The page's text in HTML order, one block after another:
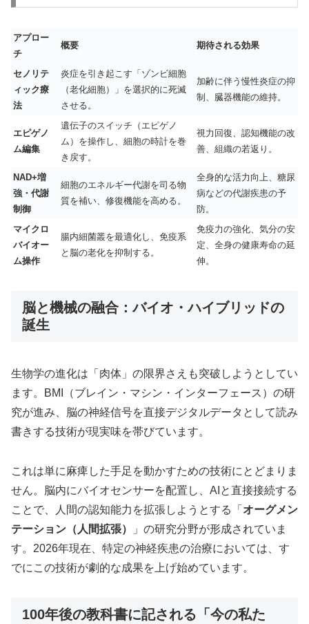
アプロー
チ
概要 期待される効果
セノリテ
ィック療
法
炎症を引き起こす「ゾンビ細胞
（老化細胞）」を選択的に死滅
させる。
加齢に伴う慢性炎症の抑
制、臓器機能の維持。
エピゲノ
ム編集
遺伝子のスイッチ（エピゲノ
ム）を操作し、細胞の時計を巻
き戻す。
視力回復、認知機能の改
善、組織の若返り。
NAD+増
強・代謝
制御
細胞のエネルギー代謝を司る物
質を補い、修復機能を高める。
全身的な活力向上、糖尿
病などの代謝疾患の予
防。
マイクロ
バイオー
ム操作
腸内細菌叢を最適化し、免疫系
と脳の老化を抑制する。
免疫力の強化、気分の安
定、全身の健康寿命の延
伸。
脳と機械の融合：バイオ・ハイブリッドの
誕生
生物学の進化は「肉体」の限界さえも突破しようとしてい
ます。BMI（ブレイン・マシン・インターフェース）の研
究が進み、脳の神経信号を直接デジタルデータとして読み
書きする技術が現実味を帯びています。
これは単に麻痺した手足を動かすための技術にとどまりま
せん。脳内にバイオセンサーを配置し、AIと直接接続する
ことで、人間の認知能力を拡張しようとする「 オーグメン
テーション（人間拡張）
」の研究分野が形成されていま
す。2026年現在、特定の神経疾患の治療においては、す
でにこの技術が劇的な成果を上げ始めています。
100年後の教科書に記される「今の私た